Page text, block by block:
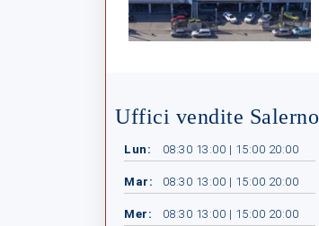
Uffici vendite Salerno
Lun: 08:30 13:00 | 15:00 20:00
Mar: 08:30 13:00 | 15:00 20:00
Mer: 08:30 13:00 | 15:00 20:00